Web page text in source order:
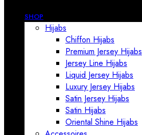
SHOP
Hijabs
Chiffon Hijabs
Premium Jersey Hijabs
Jersey Line Hijabs
Liquid Jersey Hijabs
Luxury Jersey Hijabs
Satin Jersey Hijabs
Satin Hijabs
Oriental Shine Hijabs